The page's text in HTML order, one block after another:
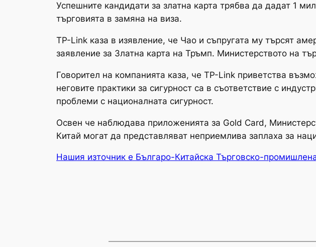
Успешните кандидати за златна карта трябва да дадат 1
търговията в замяна на виза.
TP-Link каза в изявление, че Чао и съпругата му търсят
заявление за Златна карта на Тръмп. Министерството на
Говорител на компанията каза, че TP-Link приветства
неговите практики за сигурност са в съответствие с
проблеми с националната сигурност.
Освен че наблюдава приложенията за Gold Card,
Китай могат да представляват неприемлива заплаха за
Нашия източник е Българо-Китайска Търговско-